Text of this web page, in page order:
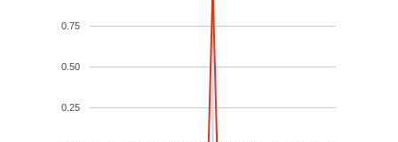
0.25
0.50
0.75